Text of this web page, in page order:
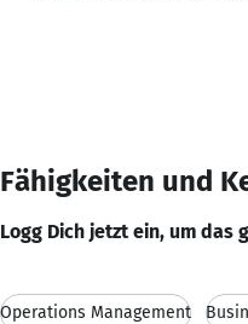
Fähigkeiten und
Logg Dich jetzt ein, um das
Operations Management